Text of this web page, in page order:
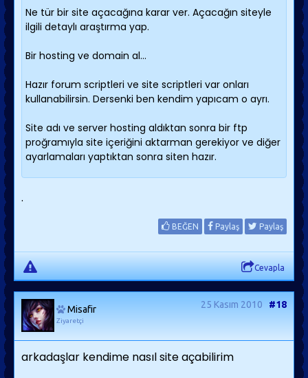
Ne tür bir site açacağına karar ver. Açacağın siteyle
ilgili detaylı araştırma yap.
Bir hosting ve domain al...
Hazır forum scriptleri ve site scriptleri var onları
kullanabilirsin. Dersenki ben kendim yapıcam o ayrı.
Site adı ve server hosting aldıktan sonra bir ftp
proğramıyla site içeriğini aktarman gerekiyor ve diğer
ayarlamaları yaptıktan sonra siten hazır.
.
BEĞEN Paylaş Paylaş
Cevapla
Misafir
Ziyaretçi
25 Kasım 2010 #18
arkadaşlar kendime nasıl site açabilirim